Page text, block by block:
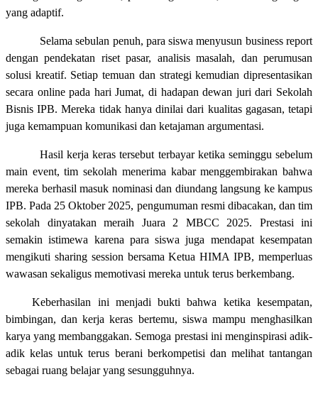
yang adaptif.
Selama sebulan penuh, para siswa menyusun business report
dengan pendekatan riset pasar, analisis masalah, dan perumusan
solusi kreatif. Setiap temuan dan strategi kemudian dipresentasikan
secara online pada hari Jumat, di hadapan dewan juri dari Sekolah
Bisnis IPB. Mereka tidak hanya dinilai dari kualitas gagasan, tetapi
juga kemampuan komunikasi dan ketajaman argumentasi.
Hasil kerja keras tersebut terbayar ketika seminggu sebelum
main event, tim sekolah menerima kabar menggembirakan bahwa
mereka berhasil masuk nominasi dan diundang langsung ke kampus
IPB. Pada 25 Oktober 2025, pengumuman resmi dibacakan, dan tim
sekolah dinyatakan meraih Juara 2 MBCC 2025. Prestasi ini
semakin istimewa karena para siswa juga mendapat kesempatan
mengikuti sharing session bersama Ketua HIMA IPB, memperluas
wawasan sekaligus memotivasi mereka untuk terus berkembang.
Keberhasilan ini menjadi bukti bahwa ketika kesempatan,
bimbingan, dan kerja keras bertemu, siswa mampu menghasilkan
karya yang membanggakan. Semoga prestasi ini menginspirasi adik-
adik kelas untuk terus berani berkompetisi dan melihat tantangan
sebagai ruang belajar yang sesungguhnya.